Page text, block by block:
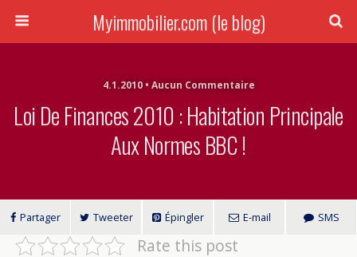
Myimmobilier.com (le blog)
4.1.2010 • Aucun Commentaire
Loi De Finances 2010 : Habitation Principale
Aux Normes BBC !
Partager Tweeter Épingler E-mail SMS
Rate this post